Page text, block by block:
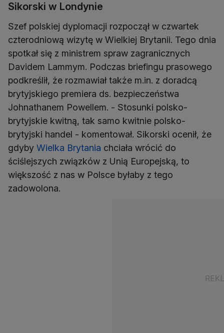
Sikorski w Londynie
Szef polskiej dyplomacji rozpoczął w czwartek
czterodniową wizytę w Wielkiej Brytanii. Tego dnia
spotkał się z ministrem spraw zagranicznych
Davidem Lammym. Podczas briefingu prasowego
podkreślił, że rozmawiał także m.in. z doradcą
brytyjskiego premiera ds. bezpieczeństwa
Johnathanem Powellem. - Stosunki polsko-
brytyjskie kwitną, tak samo kwitnie polsko-
brytyjski handel - komentował. Sikorski ocenił, że
gdyby Wielka Brytania chciała wrócić do
ściślejszych związków z Unią Europejską, to
większość z nas w Polsce byłaby z tego
zadowolona.